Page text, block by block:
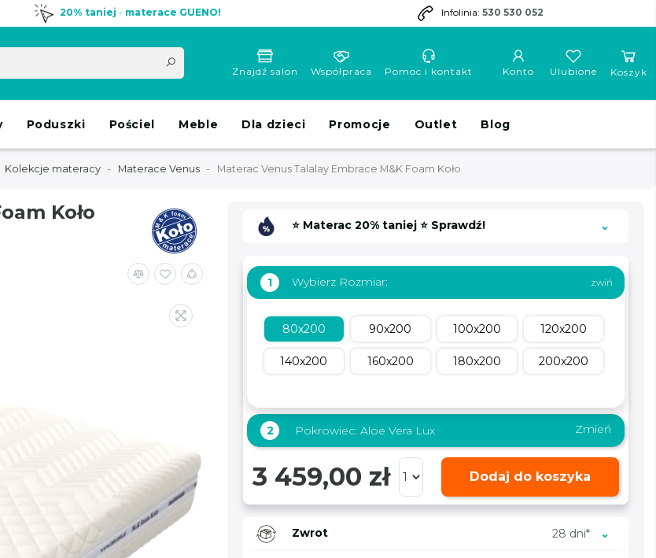
20% taniej - materace GUENO! Infolinia: 530 530 052
Znajdź salon Współpraca Pomoc i kontakt Konto Koszyk
Ulubione
Poduszki Pościel Meble Dla dzieci Promocje Outlet Blog
Kolekcje materacy Materace Venus Materac Venus Talalay Embrace M&K Foam Koło
Koło
⭐ Materac 20% taniej ⭐ Sprawdź!
1 Wybierz Rozmiar:
80x200 90x200 100x200 120x200
140x200 160x200 180x200 200x200
2 Pokrowiec: Aloe Vera Lux Zmień
3 459,00 zł Dodaj do koszyka
Zwrot 28 dni*